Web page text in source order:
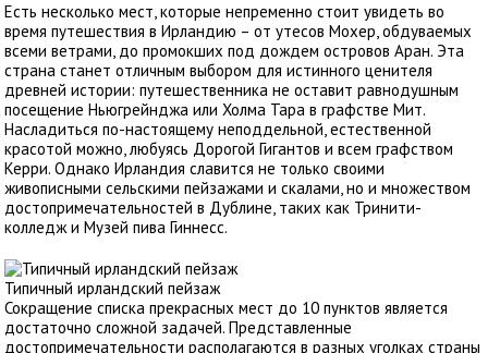
Есть несколько мест, которые непременно стоит увидеть во
время путешествия в Ирландию – от утесов Мохер, обдуваемых
всеми ветрами, до промокших под дождем островов Аран. Эта
страна станет отличным выбором для истинного ценителя
древней истории: путешественника не оставит равнодушным
посещение Ньюгрейнджа или Холма Тара в графстве Мит.
Насладиться по-настоящему неподдельной, естественной
красотой можно, любуясь Дорогой Гигантов и всем графством
Керри. Однако Ирландия славится не только своими
живописными сельскими пейзажами и скалами, но и множеством
достопримечательностей в Дублине, таких как Тринити-
колледж и Музей пива Гиннесс.
Типичный ирландский пейзаж
Сокращение списка прекрасных мест до 10 пунктов является
достаточно сложной задачей. Представленные
достопримечательности располагаются в разных уголках страны